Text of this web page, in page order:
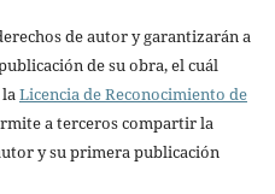
de autor y garantizarán a
de su obra, el cuál
Licencia de Reconocimiento de
a terceros compartir la
y su primera publicación